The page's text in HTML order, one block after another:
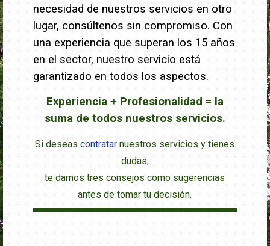
necesidad de nuestros servicios en otro
lugar, consúltenos sin compromiso. Con
una experiencia que superan los 15 años
en el sector, nuestro servicio está
garantizado en todos los aspectos.
Experiencia + Profesionalidad = la
suma de todos nuestros servicios.
Si deseascontratarnuestros servicios y tienes
dudas,
te damos tres consejos como sugerencias
antes de tomar tu decisión.